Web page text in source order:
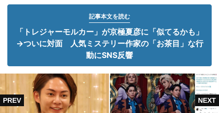
記事本文を読む
「トレジャーモルカー」が京極夏彦に「似てるかも」
→ついに対面 人気ミステリー作家の「お茶目」な行
動にSNS反響